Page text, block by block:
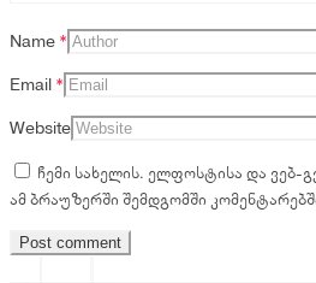
Name *
Email *
Website
ჩემი სახელის. ელფოსტისა და ვებ-
ამ ბრაუზერში შემდგომში